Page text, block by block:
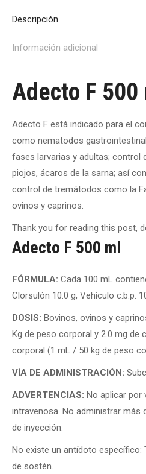
Descripción
Información adicional
Adecto F 500
Adecto F está indicado para el
como nematodos
fases larvarias y adultas; control
piojos, ácaros de la sarna; así
control de tremátodos como la
ovinos y caprinos.
Thank you for reading this post,
Adecto F 500 ml
FÓRMULA: Cada 100 mL
Clorsulón 10.0 g, Vehículo c.b.p.
DOSIS: Bovinos, ovinos y
Kg de peso corporal y 2.0 mg de
corporal (1 mL / 50 kg de peso
VÍA DE ADMINISTRACIÓN:
ADVERTENCIAS: No aplicar por
intravenosa. No administrar más
de inyección.
No existe un antídoto
de sostén.